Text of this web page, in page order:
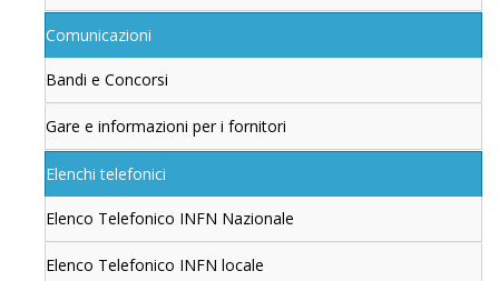
Comunicazioni
Bandi e Concorsi
Gare e informazioni per i fornitori
Elenchi telefonici
Elenco Telefonico INFN Nazionale
Elenco Telefonico INFN locale